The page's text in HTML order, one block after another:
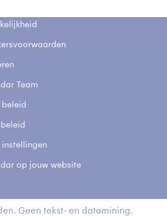
Team
beleid
instellingen
op jouw website
Geen tekst- en datamining.